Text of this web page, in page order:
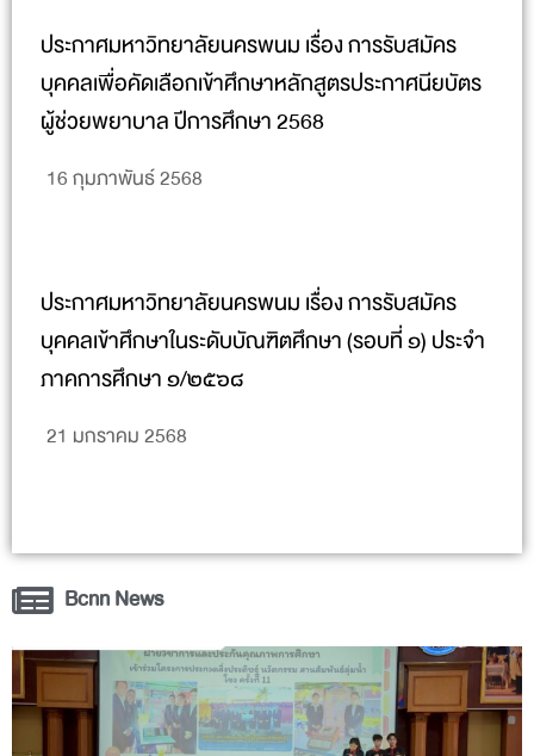
ประกาศมหาวิทยาลัยนครพนม เรื่อง การรับสมัคร
บุคคลเพื่อคัดเลือกเข้าศึกษาหลักสูตรประกาศนียบัตร
ผู้ช่วยพยาบาล ปีการศึกษา 2568
16 กุมภาพันธ์ 2568
ประกาศมหาวิทยาลัยนครพนม เรื่อง การรับสมัคร
บุคคลเข้าศึกษาในระดับบัณฑิตศึกษา (รอบที่ ๑) ประจำ
ภาคการศึกษา ๑/๒๕๖๘
21 มกราคม 2568
Bcnn News